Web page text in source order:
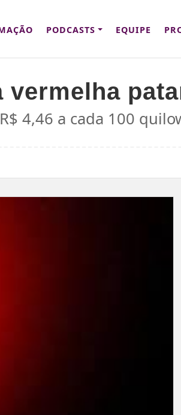
PODCASTS EQUIPE
4,46 a cada 100